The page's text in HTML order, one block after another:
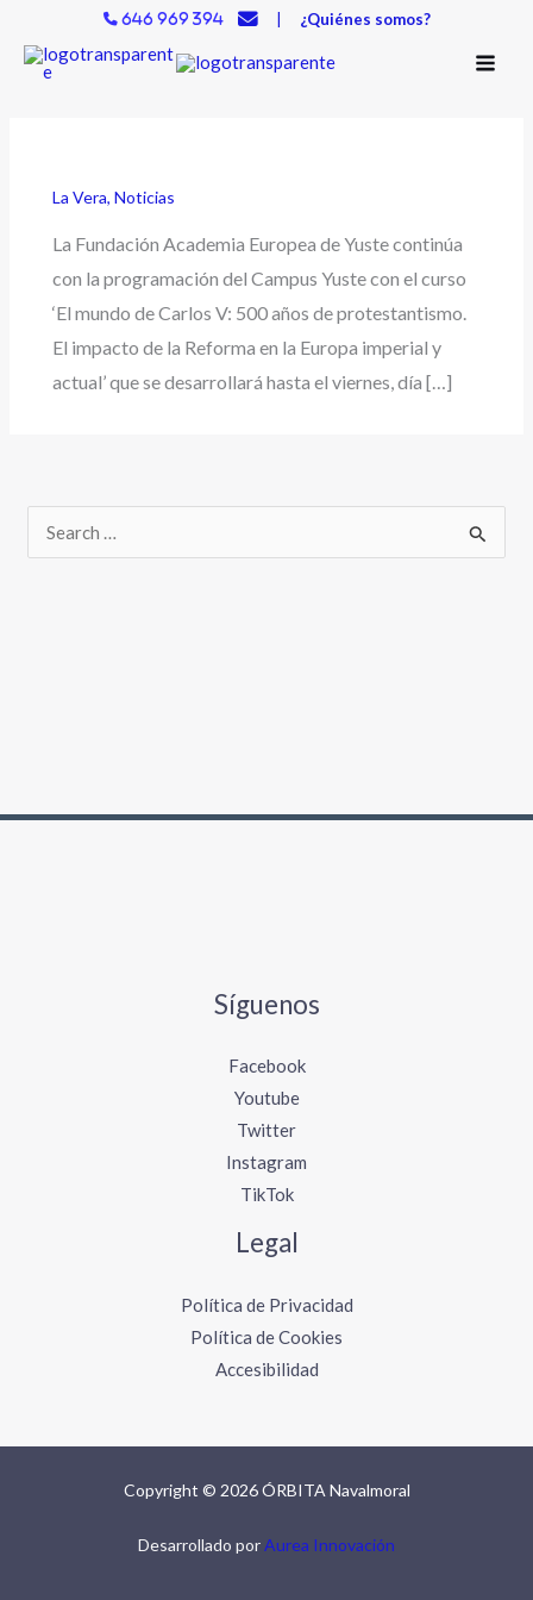
contenido
646 969 394 | ¿Quiénes somos?
La Vera,Noticias
La Fundación Academia Europea de Yuste continúa
con la programación del Campus Yuste con el curso
‘El mundo de Carlos V: 500 años de protestantismo.
El impacto de la Reforma en la Europa imperial y
actual’ que se desarrollará hasta el viernes, día […]
Síguenos
Facebook
Youtube
Twitter
Instagram
TikTok
Legal
Política de Privacidad
Política de Cookies
Accesibilidad
Copyright © 2026 ÓRBITA Navalmoral
Desarrollado porAurea Innovación